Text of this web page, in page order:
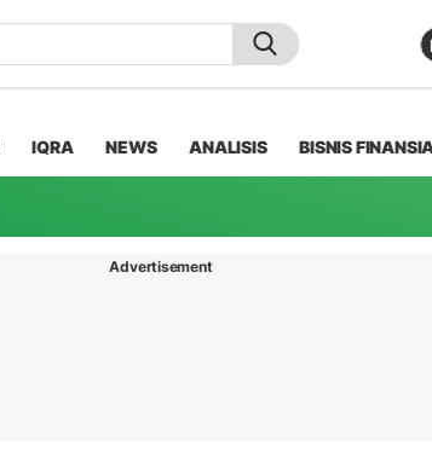
IQRA NEWS ANALISIS BISNIS
Advertisement